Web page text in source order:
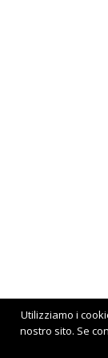
Utilizziamo i
nostro sito. Se